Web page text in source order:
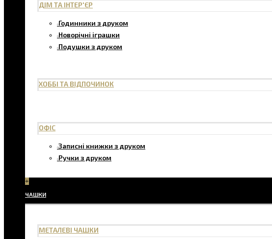
ДІМ ТА ІНТЕР'ЄР
Годинники з друком
Новорічні іграшки
Подушки з друком
ХОББІ ТА ВІДПОЧИНОК
ОФІС
Записні книжки з друком
Ручки з друком
+
ЧАШКИ
МЕТАЛЕВІ ЧАШКИ